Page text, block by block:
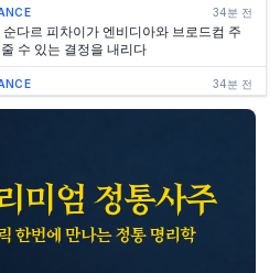
34분 전
순다르 피차이가 엔비디아와 브로드컴 주
수 있는 결정을 내리다
34분 전
년 최고치 견인
먼 JP모건, 온스당 금값 5,000달러 도달 전